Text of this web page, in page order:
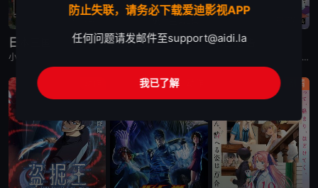
日本三国 再见菈菈 朱音落语
永濑安奈,江口拓也,高桥李依,福山润,岛崎信长,小林千晃,阿座上洋平,山下诚一郎,盐野瑛久,寺杣昌纪,大塚明夫
剧情
防止失联，请务必下载爱迪影视APP
任何问题请发邮件至support@aidi.la
我已了解